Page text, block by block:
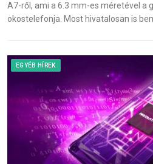
A7-ről, ami a 6.3 mm-es méretével a
okostelefonja. Most hivatalosan is
EGYÉB HÍREK